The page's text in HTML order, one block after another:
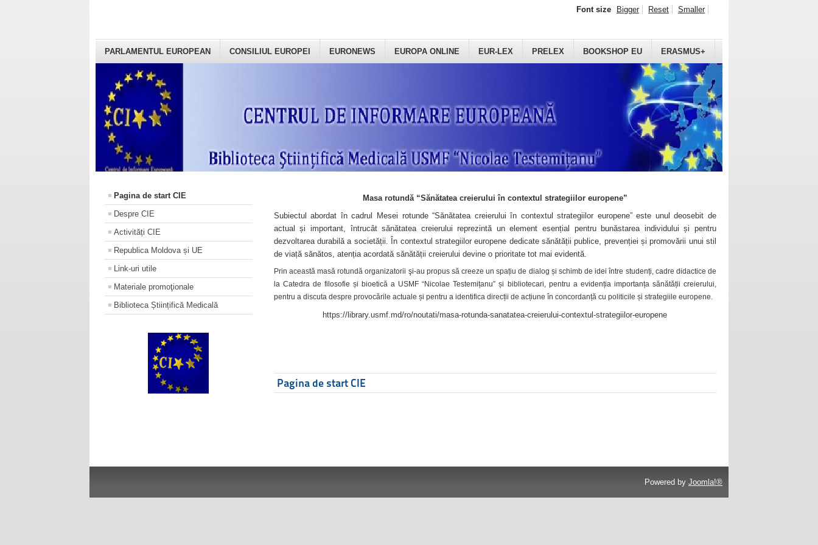
PARLAMENTUL EUROPEAN CONSILIUL EUROPEI EURONEWS EUROPA ONLINE EUR-LEX PRELEX BOOKSHOP EU ERASMUS+
Font size Bigger Reset Smaller
Pagina de start CIE
Despre CIE
Activități CIE
Republica Moldova și UE
Link-uri utile
Materiale promoţionale
Biblioteca Științifică Medicală
Masa rotundă “Sănătatea creierului în contextul strategiilor europene”
Subiectul abordat în cadrul Mesei rotunde “Sănătatea creierului în contextul strategiilor europene” este unul deosebit de
actual și important, întrucât sănătatea creierului reprezintă un element esențial pentru bunăstarea individului și pentru
dezvoltarea durabilă a societății. În contextul strategiilor europene dedicate sănătății publice, prevenției și promovării unui stil
de viață sănătos, atenția acordată sănătății creierului devine o prioritate tot mai evidentă.
Prin această masă rotundă organizatorii şi-au propus să creeze un spațiu de dialog și schimb de idei între studenți, cadre didactice de
la Catedra de filosofie și bioetică a USMF “Nicolae Testemițanu” și bibliotecari, pentru a evidenția importanța sănătății creierului,
pentru a discuta despre provocările actuale și pentru a identifica direcții de acțiune în concordanță cu politicile și strategiile europene.
https://library.usmf.md/ro/noutati/masa-rotunda-sanatatea-creierului-contextul-strategiilor-europene
Pagina de start CIE
Powered by Joomla!®